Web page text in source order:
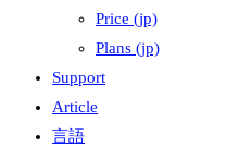
Price (jp)
Plans (jp)
Support
Article
言語